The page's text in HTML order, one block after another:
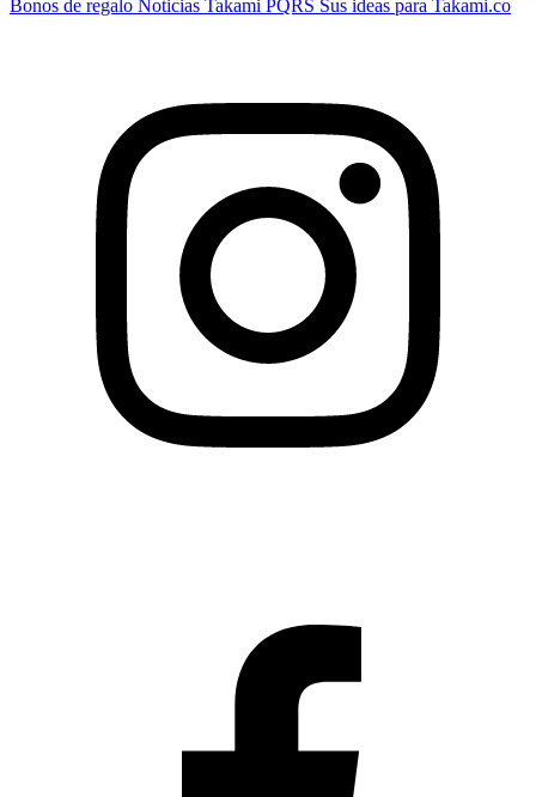
Bonos de regalo Noticias Takami PQRS Sus ideas para Takami.co